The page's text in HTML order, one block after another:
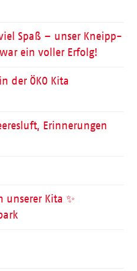
Spaß – unser Kneipp-
ein voller Erfolg!
der ÖKO Kita
Erinnerungen
Kita ✨